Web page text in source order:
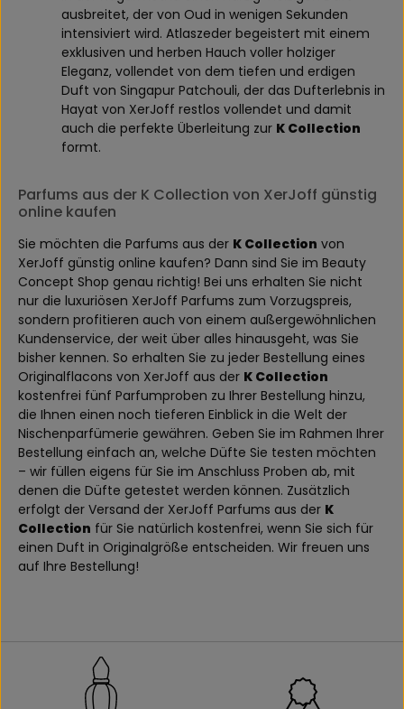
ausbreitet, der von Oud in wenigen Sekunden
intensiviert wird. Atlaszeder begeistert mit einem
exklusiven und herben Hauch voller holziger
Eleganz, vollendet von dem tiefen und erdigen
Duft von Singapur Patchouli, der das Dufterlebnis in
Hayat von XerJoff restlos vollendet und damit
auch die perfekte Überleitung zur K Collection
formt.
Parfums aus der K Collection von XerJoff günstig
online kaufen
Sie möchten die Parfums aus der K Collection von
XerJoff günstig online kaufen? Dann sind Sie im Beauty
Concept Shop genau richtig! Bei uns erhalten Sie nicht
nur die luxuriösen XerJoff Parfums zum Vorzugspreis,
sondern profitieren auch von einem außergewöhnlichen
Kundenservice, der weit über alles hinausgeht, was Sie
bisher kennen. So erhalten Sie zu jeder Bestellung eines
Originalflacons von XerJoff aus der K Collection
kostenfrei fünf Parfumproben zu Ihrer Bestellung hinzu,
die Ihnen einen noch tieferen Einblick in die Welt der
Nischenparfümerie gewähren. Geben Sie im Rahmen Ihrer
Bestellung einfach an, welche Düfte Sie testen möchten
– wir füllen eigens für Sie im Anschluss Proben ab, mit
denen die Düfte getestet werden können. Zusätzlich
erfolgt der Versand der XerJoff Parfums aus der K
Collection für Sie natürlich kostenfrei, wenn Sie sich für
einen Duft in Originalgröße entscheiden. Wir freuen uns
auf Ihre Bestellung!